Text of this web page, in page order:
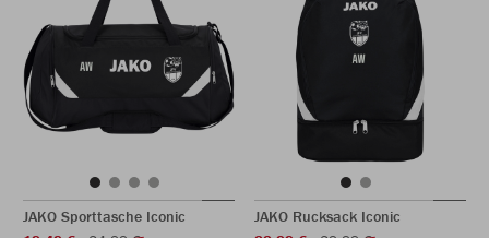
JAKO Sporttasche Iconic
JAKO Rucksack Iconic